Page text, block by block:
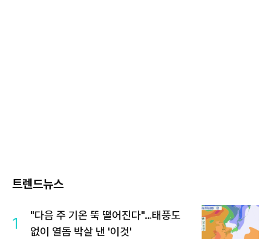
트렌드뉴스
1
"다음 주 기온 뚝 떨어진다"…태풍도
없이 열돔 박살 낸 '이것'